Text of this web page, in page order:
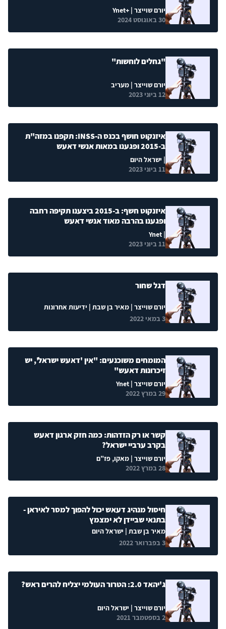
יורם שוייצר | +Ynet
30 באוגוסט 2024
"גחלים לוחשות"
יורם שוייצר | מעריב
12 ביוני 2023
איזנקוט חושף בכנס ה-INSS: תקפנו במזה"ת
ב-2015 ופגענו במאות אנשי דאעש
| ישראל היום
11 ביוני 2023
איזנקוט חשף: ב-2015 ביצענו תקיפה רחבה
ופגענו בהרבה מאוד אנשי דאעש
| Ynet
11 ביוני 2023
דגל שחור
יורם שוייצר | מאיר בן שבת | ידיעות אחרונות
3 במאי 2022
המומחים משוכנעים: "אין 'דאעש ישראל', יש
זיכרונות דאעש"
יורם שוייצר | Ynet
29 במרץ 2022
קשר או רק הזדהות: כמה חזק ארגון דאעש
בקרב ערביי ישראל?
יורם שוייצר | מאקו, פז"ם
28 במרץ 2022
חיסול מנהיג דעאש יכול להפוך למסר לאיראן -
בתנאי שביידן לא ימצמץ
מאיר בן שבת | ישראל היום
3 בפברואר 2022
ג'יהאד 2.0: הטרור העולמי יצליח להרים ראש?
יורם שוייצר | ישראל היום
2 בספטמבר 2021